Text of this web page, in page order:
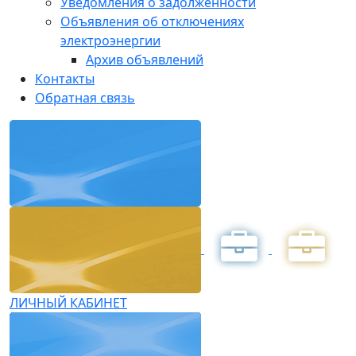
Объявления об отключениях
электроэнергии
Архив объявлений
Контакты
Обратная связь
ЛИЧНЫЙ КАБИНЕТ